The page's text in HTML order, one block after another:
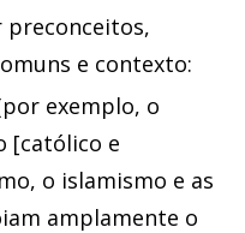
preconceitos,
e contexto:
exemplo, o
[católico e
o islamismo e as
amplamente o